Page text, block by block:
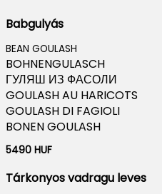
Babgulyás
BEAN GOULASH
BOHNENGULASCH
ГУЛЯШ ИЗ ФАСОЛИ
GOULASH AU HARICOTS
GOULASH DI FAGIOLI
BONEN GOULASH
5490 HUF
Tárkonyos vadragu leves